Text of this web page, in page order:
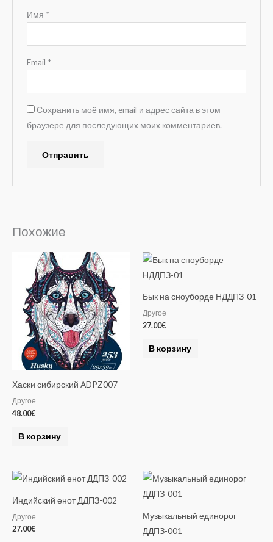
Имя *
Email *
Сохранить моё имя, email и адрес сайта в этом
браузере для последующих моих комментариев.
t
i
v
e
:
Похожие
Хаски сибирский ADPZ007
Другое
48.00€
В корзину
Бык на сноуборде НДДПЗ-01
Другое
27.00€
В корзину
Индийский енот ДДПЗ-002
Другое
27.00€
Музыкальный единорог
ДДПЗ-001